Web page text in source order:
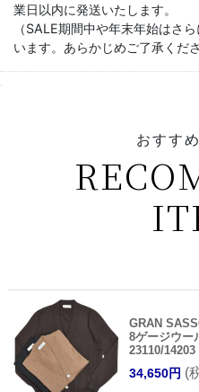
業日以内に発送いたします。
（SALE期間中や年末年始はさ
います。あらかじめご了承くだ
おすす
GRAN
8ゲージウー
23110/14203
34,650円 (